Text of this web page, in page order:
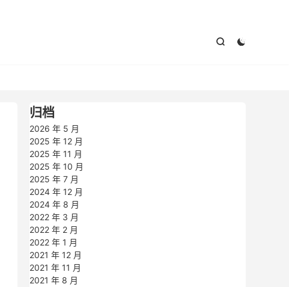


归档
2026 年 5 月
2025 年 12 月
2025 年 11 月
2025 年 10 月
2025 年 7 月
2024 年 12 月
2024 年 8 月
2022 年 3 月
2022 年 2 月
2022 年 1 月
2021 年 12 月
2021 年 11 月
2021 年 8 月